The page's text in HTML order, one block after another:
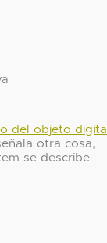
del objeto digital
otra cosa,
se describe